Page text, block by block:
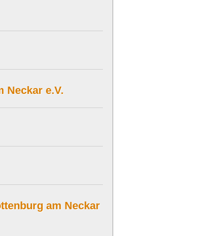
Neckar e.V.
am Neckar